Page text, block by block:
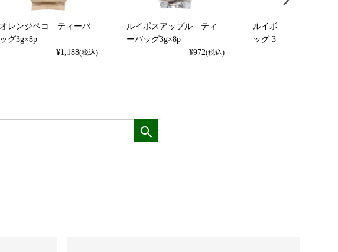
オレンジペコ ティーバ
ッグ3g×8p
¥1,188(税込)
ルイボスアップル ティ
ーバッグ3g×8p
¥972(税込)
ルイボスティー ティ
ッグ 3.5g×20p